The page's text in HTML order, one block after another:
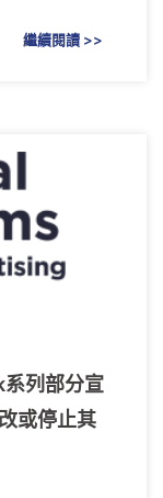
繼續閱讀 >>
列部分宣
或停止其